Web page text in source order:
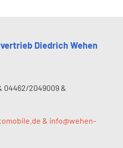
Diedrich Wehen
04462/2049009 &
& info@wehen-